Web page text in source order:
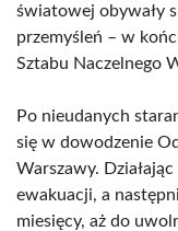
światowej obywały
przemyśleń – w
Sztabu Naczelnego
Po nieudanych
się w dowodzenie
Warszawy.
ewakuacji, a
miesięcy, aż do